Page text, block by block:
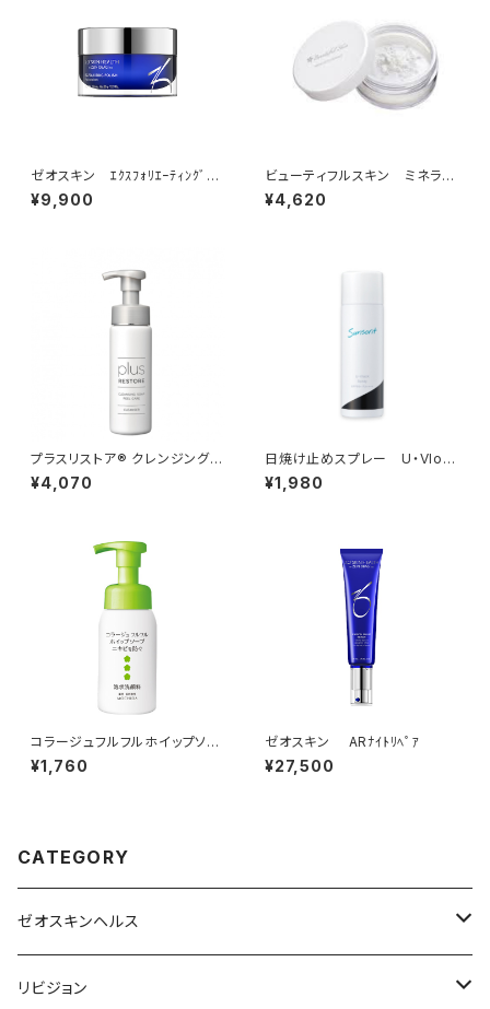
ゼオスキン ｴｸｽﾌｫﾘｴｰﾃｨﾝｸﾞ
ﾎﾟﾘｯｼｭ(角質ケア)
¥9,900
ビューティフルスキン ミネラル
フィニッシングヴェール
¥4,620
プラスリストア® クレンジングソ
ープ泡ピールケア
¥4,070
日焼け止めスプレー U・Vloc
kスプレー
¥1,980
コラージュフルフルホイップソー
プ 160mL
¥1,760
ゼオスキン ARﾅｲﾄﾘﾍﾟｱ
¥27,500
CATEGORY
ゼオスキンヘルス
洗顔料・化粧水
リビジョン